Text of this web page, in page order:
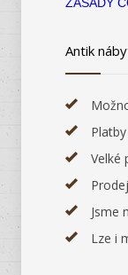
Antik
Velké
Jsme
Lze i